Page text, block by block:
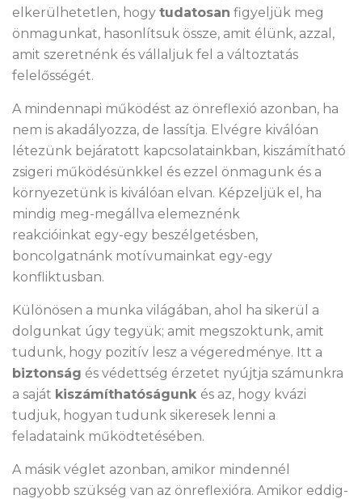
elkerülhetetlen, hogy tudatosan figyeljük meg
önmagunkat, hasonlítsuk össze, amit élünk, azzal,
amit szeretnénk és vállaljuk fel a változtatás
felelősségét.
A mindennapi működést az önreflexió azonban, ha
nem is akadályozza, de lassítja. Elvégre kiválóan
létezünk bejáratott kapcsolatainkban, kiszámítható
zsigeri működésünkkel és ezzel önmagunk és a
környezetünk is kiválóan elvan. Képzeljük el, ha
mindig meg-megállva elemeznénk
reakcióinkat egy-egy beszélgetésben,
boncolgatnánk motívumainkat egy-egy
konfliktusban.
Különösen a munka világában, ahol ha sikerül a
dolgunkat úgy tegyük; amit megszoktunk, amit
tudunk, hogy pozitív lesz a végeredménye. Itt a
biztonság és védettség érzetet nyújtja számunkra
a saját kiszámíthatóságunk és az, hogy kvázi
tudjuk, hogyan tudunk sikeresek lenni a
feladataink működtetésében.
A másik véglet azonban, amikor mindennél
nagyobb szükség van az önreflexióra. Amikor eddig-